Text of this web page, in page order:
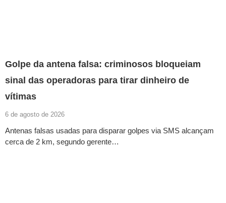
Golpe da antena falsa: criminosos bloqueiam
sinal das operadoras para tirar dinheiro de
vítimas
6 de agosto de 2026
Antenas falsas usadas para disparar golpes via SMS alcançam
cerca de 2 km, segundo gerente…